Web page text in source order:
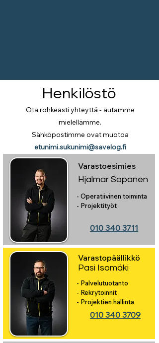
Henkilöstö
Ota rohkeasti yhteyttä - autamme
mielellämme.
Sähköpostimme ovat muotoa
etunimi.sukunimi@savelog.fi
Varastoesimies
Hjalmar Sopanen
- Operatiivinen toiminta
- Projektityöt
010 340 3711
Varastopäällikkö
Pasi Isomäki
- Palvelutuotanto
- Rekrytoinnit
- Projektien hallinta
010 340 3709